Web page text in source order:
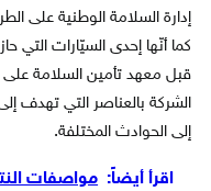
إدارة السلامة الوطنية على
كما أنّها إحدى السيّارات التي
قبل معهد تأمين السلامة على
الشركة بالعناصر التي تهدف
إلى الحوادث المختلفة.
اقرأ أيضاً: مواصفات النترا